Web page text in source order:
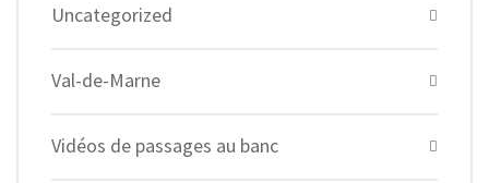
Uncategorized
Val-de-Marne
Vidéos de passages au banc